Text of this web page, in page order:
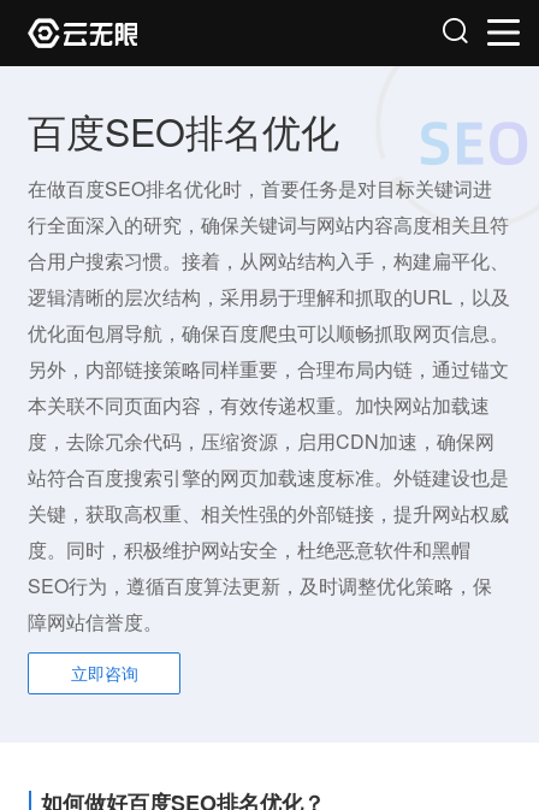
百度SEO排名优化
在做百度SEO排名优化时，首要任务是对目标关键词进
行全面深入的研究，确保关键词与网站内容高度相关且符
合用户搜索习惯。接着，从网站结构入手，构建扁平化、
逻辑清晰的层次结构，采用易于理解和抓取的URL，以及
优化面包屑导航，确保百度爬虫可以顺畅抓取网页信息。
另外，内部链接策略同样重要，合理布局内链，通过锚文
本关联不同页面内容，有效传递权重。加快网站加载速
度，去除冗余代码，压缩资源，启用CDN加速，确保网
站符合百度搜索引擎的网页加载速度标准。外链建设也是
关键，获取高权重、相关性强的外部链接，提升网站权威
度。同时，积极维护网站安全，杜绝恶意软件和黑帽
SEO行为，遵循百度算法更新，及时调整优化策略，保
障网站信誉度。
立即咨询
如何做好百度SEO排名优化？